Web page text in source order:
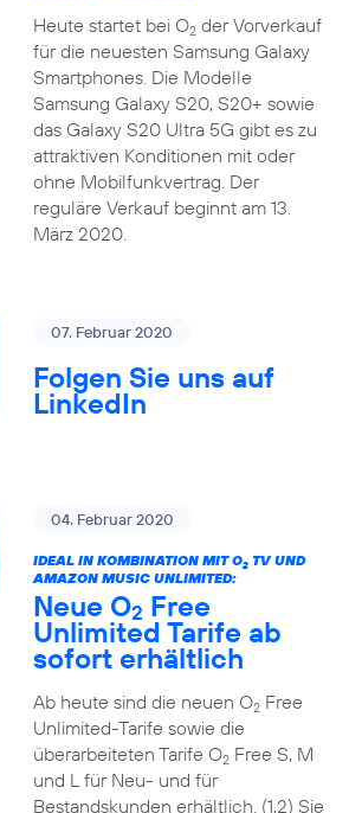
Heute startet bei O2der Vorverkauf
für die neuesten Samsung Galaxy
Smartphones. Die Modelle
Samsung Galaxy S20, S20+ sowie
das Galaxy S20 Ultra 5G gibt es zu
attraktiven Konditionen mit oder
ohne Mobilfunkvertrag. Der
reguläre Verkauf beginnt am 13.
März 2020.
07. Februar 2020
Folgen Sie uns auf
LinkedIn
04. Februar 2020
IDEAL IN KOMBINATION MIT O2TV UND
AMAZON MUSIC UNLIMITED:
Neue O2 Free
Unlimited Tarife ab
sofort erhältlich
Ab heute sind die neuen O2Free
Unlimited-Tarife sowie die
überarbeiteten Tarife O2Free S, M
und L für Neu- und für
Bestandskunden erhältlich. (1,2) Sie